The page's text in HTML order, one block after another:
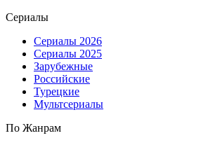
Сериалы
Сериалы 2026
Сериалы 2025
Зарубежные
Российские
Турецкие
Мультсериалы
По Жанрам